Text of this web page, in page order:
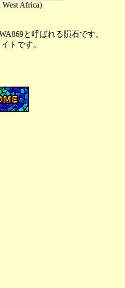
West Africa)
と呼ばれる隕石です。
トです。